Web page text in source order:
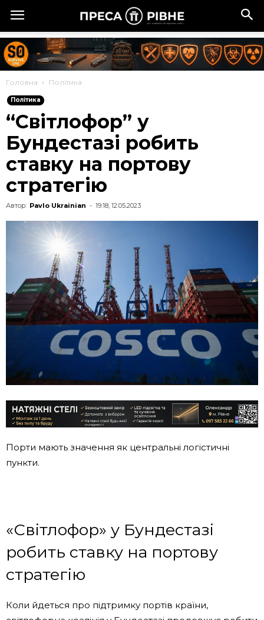
Головна Політика
Політика
“Світлофор” у
Бундестазі робить
ставку на портову
стратегію
Автор: Pavlo Ukrainian - 19:18, 12.05.2023
Порти мають значення як центральні логістичні
пункти.
«Світлофор» у Бундестазі
робить ставку на портову
стратегію
Коли йдеться про підтримку портів країни,